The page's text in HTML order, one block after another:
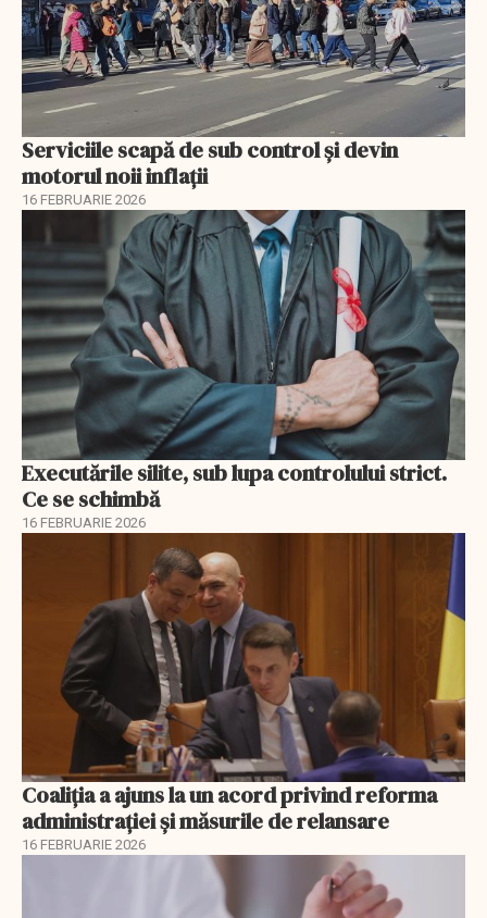
Serviciile scapă de sub control și devin
motorul noii inflații
16 FEBRUARIE 2026
Executările silite, sub lupa controlului strict.
Ce se schimbă
16 FEBRUARIE 2026
Coaliția a ajuns la un acord privind reforma
administrației și măsurile de relansare
16 FEBRUARIE 2026